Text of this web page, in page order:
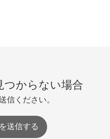
つからない場合
信ください。
送信する